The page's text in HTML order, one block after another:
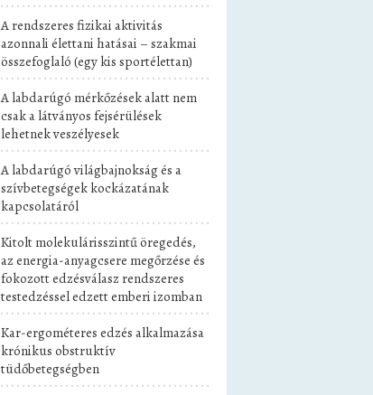
A rendszeres fizikai aktivitás
azonnali élettani hatásai – szakmai
összefoglaló (egy kis sportélettan)
A labdarúgó mérkőzések alatt nem
csak a látványos fejsérülések
lehetnek veszélyesek
A labdarúgó világbajnokság és a
szívbetegségek kockázatának
kapcsolatáról
Kitolt molekulárisszintű öregedés,
az energia-anyagcsere megőrzése és
fokozott edzésválasz rendszeres
testedzéssel edzett emberi izomban
Kar-ergométeres edzés alkalmazása
krónikus obstruktív
tüdőbetegségben